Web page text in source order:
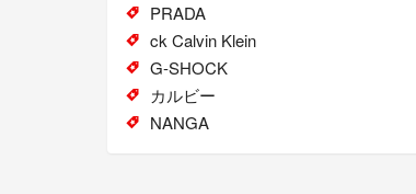
PRADA
ck Calvin Klein
G-SHOCK
カルビー
NANGA